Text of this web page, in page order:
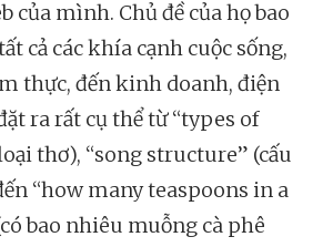
của mình. Chủ đề của họ bao
cả các khía cạnh cuộc sống,
thực, đến kinh doanh, điện
ra rất cụ thể từ “types of
thơ), “song structure” (cấu
“how many teaspoons in a
bao nhiêu muỗng cà phê